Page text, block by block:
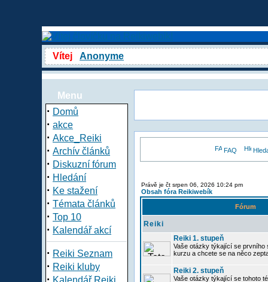
Vítej Anonyme
Menu
· Domů
· akce
· Akce_Reiki
· Archív článků
· Diskuzní fórum
· Hledání
· Ke stažení
· Témata článků
· Top 10
· Kalendář akcí
· Reiki Seznam
· Reiki kluby
· Kalendář Reiki
FAQ
Právě je čt srpen 06, 2026 10:24 pm
Obsah fóra Reikiwebík
Fórum
Reiki
Reiki 1. stupeň
Vaše otázky týkající se prvního
kurzu a chcete se na něco
Reiki 2. stupeň
Vaše otázky týkající se tohoto